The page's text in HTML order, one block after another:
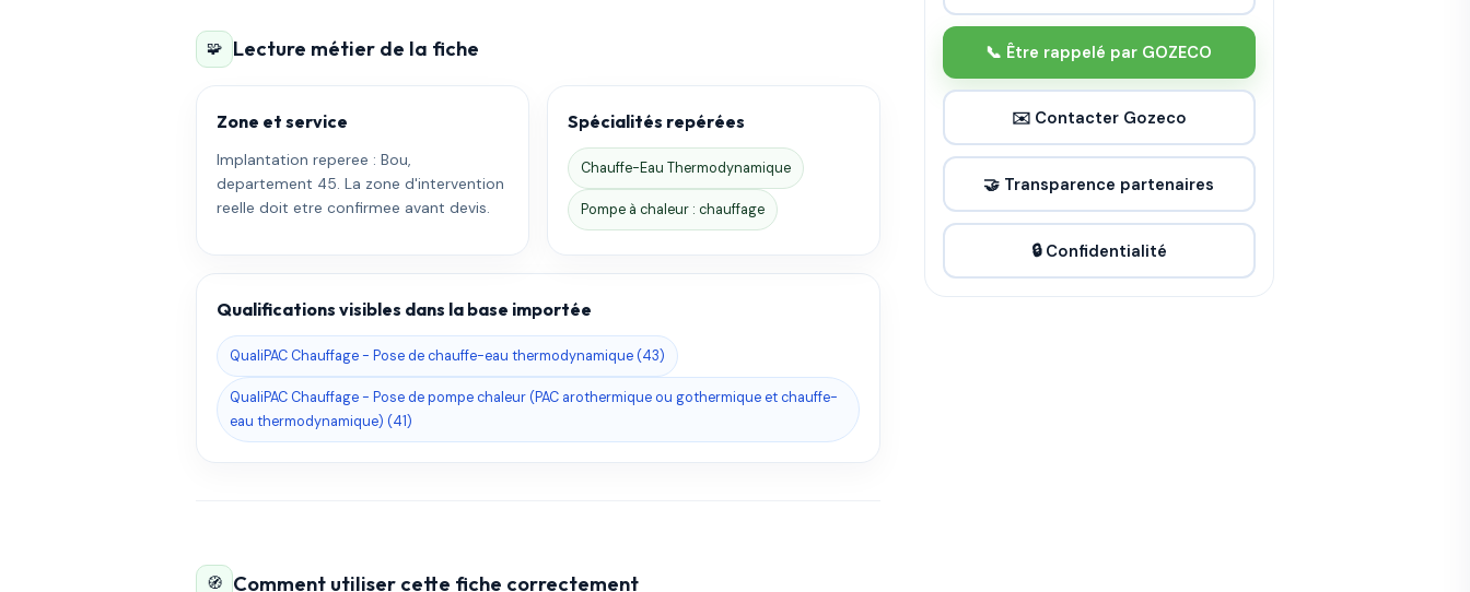
🧩 Lecture métier de la fiche
Zone et service
Implantation reperee : Bou,
departement 45. La zone d'intervention
reelle doit etre confirmee avant devis.
Spécialités repérées
Chauffe-Eau Thermodynamique
Pompe à chaleur : chauffage
Qualifications visibles dans la base importée
QualiPAC Chauffage - Pose de chauffe-eau thermodynamique (43)
QualiPAC Chauffage - Pose de pompe chaleur (PAC arothermique ou gothermique et chauffe-
eau thermodynamique) (41)
🧭 Comment utiliser cette fiche correctement
📞 Être rappelé par GOZECO
✉️ Contacter Gozeco
🤝 Transparence partenaires
🔒 Confidentialité